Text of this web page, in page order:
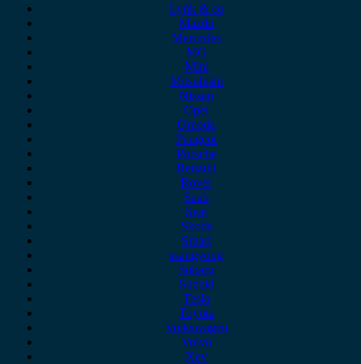
Lynk & co
Mazda
Mercedes
MG
Mini
Mitsubishi
Nissan
Opel
Omoda
Peugeot
Porsche
Renault
Rover
Saab
Seat
Skoda
Smart
ssangyong
Subaru
Suzuki
Tesla
Toyota
Volkswagen
Volvo
Xev